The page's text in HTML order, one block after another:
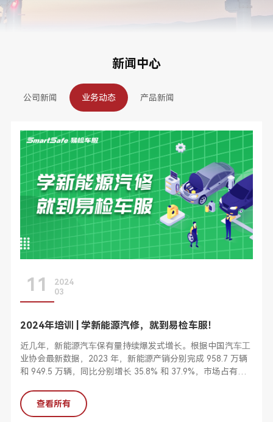
新闻中心
公司新闻 业务动态 产品新闻
11
2024
03
2024年培训 | 学新能源汽修，就到易检车服！
近⼏年，新能源汽⻋保有量持续爆发式增⻓。根据中国汽⻋⼯
业协会最新数据，2023 年，新能源产销分别完成 958.7 万辆
和 949.5 万辆，同⽐分别增⻓ 35.8% 和 37.9%，市场占有率
辆。但是在这样巨⼤的新能源汽⻋浪潮和商机下，很多传统汽
⻋维修⼚却因“不能修、不会 修、不敢修、没有⼯具修”等原因
查看所有